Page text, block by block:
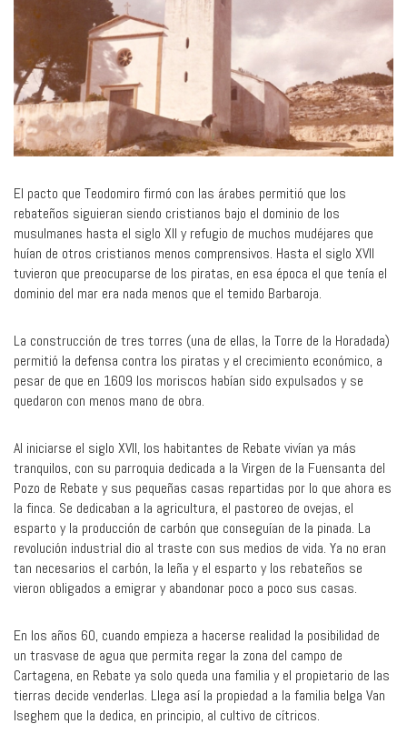
El pacto que Teodomiro firmó con las árabes permitió que los
rebateños siguieran siendo cristianos bajo el dominio de los
musulmanes hasta el siglo XII y refugio de muchos mudéjares que
huían de otros cristianos menos comprensivos. Hasta el siglo XVII
tuvieron que preocuparse de los piratas, en esa época el que tenía el
dominio del mar era nada menos que el temido Barbaroja.
La construcción de tres torres (una de ellas, la Torre de la Horadada)
permitió la defensa contra los piratas y el crecimiento económico, a
pesar de que en 1609 los moriscos habían sido expulsados y se
quedaron con menos mano de obra.
Al iniciarse el siglo XVII, los habitantes de Rebate vivían ya más
tranquilos, con su parroquia dedicada a la Virgen de la Fuensanta del
Pozo de Rebate y sus pequeñas casas repartidas por lo que ahora es
la finca. Se dedicaban a la agricultura, el pastoreo de ovejas, el
esparto y la producción de carbón que conseguían de la pinada. La
revolución industrial dio al traste con sus medios de vida. Ya no eran
tan necesarios el carbón, la leña y el esparto y los rebateños se
vieron obligados a emigrar y abandonar poco a poco sus casas.
En los años 60, cuando empieza a hacerse realidad la posibilidad de
un trasvase de agua que permita regar la zona del campo de
Cartagena, en Rebate ya solo queda una familia y el propietario de las
tierras decide venderlas. Llega así la propiedad a la familia belga Van
Iseghem que la dedica, en principio, al cultivo de cítricos.